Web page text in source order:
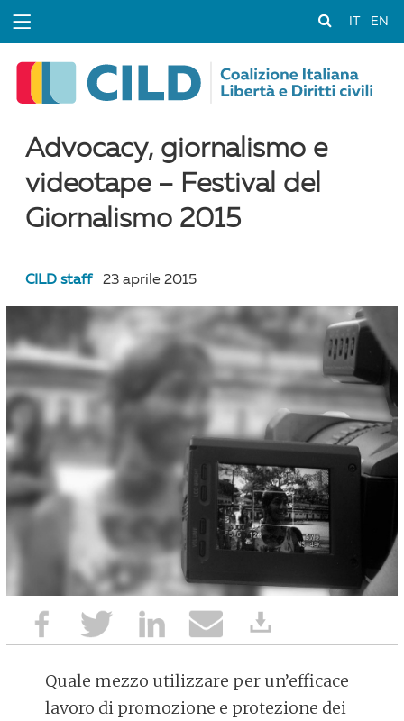
EN
Advocacy, giornalismo e
videotape – Festival del
Giornalismo 2015
CILD staff 23 aprile 2015
Quale mezzo utilizzare per un’efficace
lavoro di promozione e protezione dei